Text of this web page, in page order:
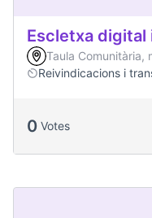
Escletxa digital
Taula Comunitària,
Reivindicacions i
0 Votes